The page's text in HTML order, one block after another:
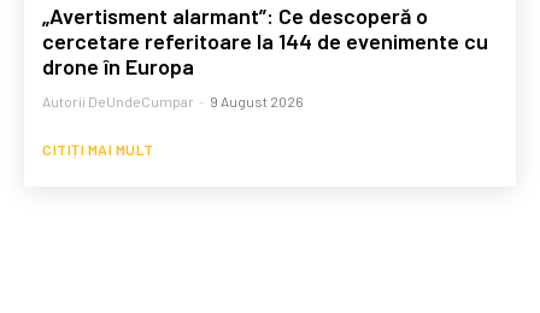
„Avertisment alarmant”: Ce descoperă o
cercetare referitoare la 144 de evenimente cu
drone în Europa
Autorii DeUndeCumpar - 9 August 2026
CITIȚI MAI MULT